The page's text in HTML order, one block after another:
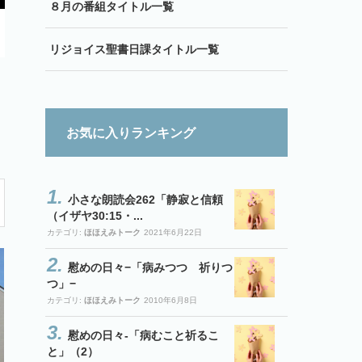
８月の番組タイトル一覧
リジョイス聖書日課タイトル一覧
お気に入りランキング
小さな朗読会262「静寂と信頼
（イザヤ30:15・...
カテゴリ: ほほえみトーク 2021年6月22日
慰めの日々−「病みつつ 祈りつ
つ」−
カテゴリ: ほほえみトーク 2010年6月8日
慰めの日々-「病むこと祈るこ
と」（2）